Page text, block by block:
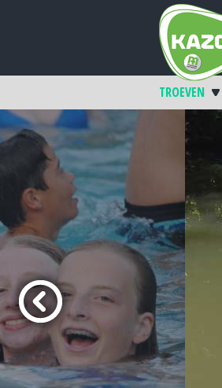
TROEVEN